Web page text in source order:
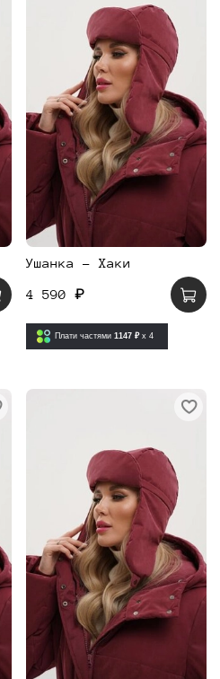
Ушанка - Хаки
4 590 ₽
Плати частями 1147 ₽ x 4